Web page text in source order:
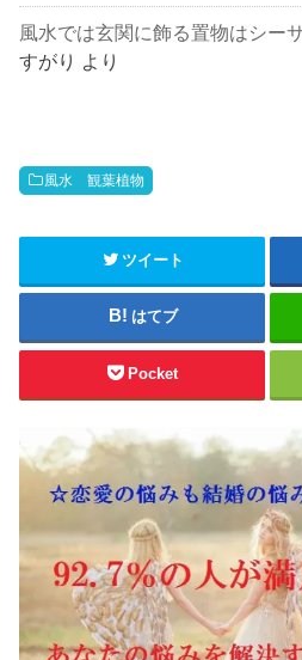
風水では玄関に飾る置物はシー
すがり より
風水 観葉植物
ツイート
はてブ
Pocket